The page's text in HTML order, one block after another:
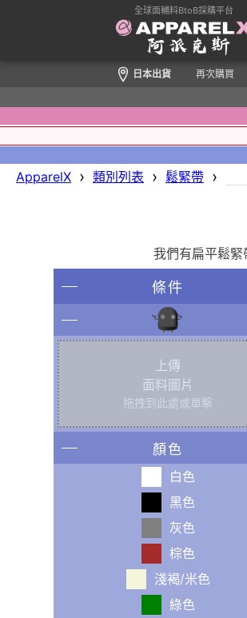
全球面輔料BtoB採購平台
日本出貨 再次購買
ApparelX › 類別列表 › 鬆緊帶 ›
我們有扁平鬆
條件
上傳
面料圖片
拖拽到此處或單擊
顏色
白色
黑色
灰色
棕色
淺褐/米色
綠色